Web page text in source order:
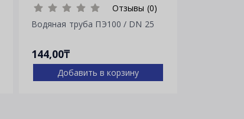
Отзывы (0)
Водяная труба ПЭ100 / DN 25
144,00₸
Добавить в корзину